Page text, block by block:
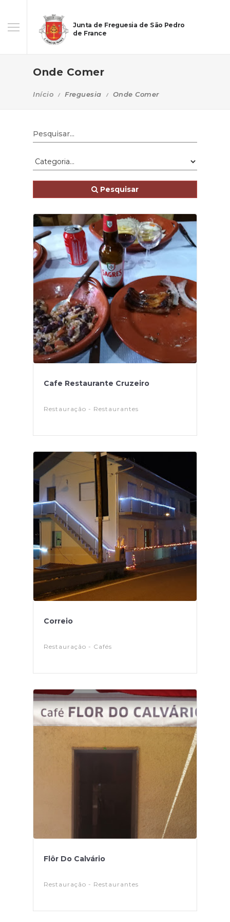
Junta de Freguesia de São Pedro
de France
Onde Comer
Início Freguesia Onde Comer
Pesquisar
Cafe Restaurante Cruzeiro
Restauração - Restaurantes
Correio
Restauração - Cafés
Flôr Do Calvário
Restauração - Restaurantes